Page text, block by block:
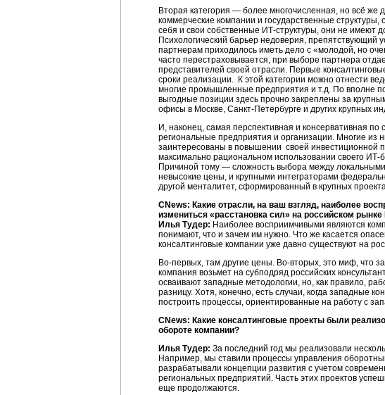
Вторая категория — более многочисленная, но всё
коммерческие компании и государственные
себя и свои собственные ИТ-структуры, они не имеют
Психологический барьер недоверия, препятствующий
партнерам приходилось иметь дело с «молодой, но
часто перестраховывается, при выборе партнера
представителей своей отрасли. Первые
сроки реализации. К этой категории можно отнести
многие промышленные предприятия и т.д. По вполне
выгодные позиции здесь прочно закреплены за
офисы в Москве, Санкт-Петербурге и других крупных
И, наконец, самая перспективная и консервативная
региональные предприятия и организации. Многие из
заинтересованы в повышении своей инвестиционной
максимально рациональном использовании своего ИТ-
Причиной тому — сложность выбора между
невысокие цены, и крупными интеграторами
другой менталитет, сформированный в крупных
CNews: Какие отрасли, на ваш взгляд, наиболее
измениться «расстановка сил» на российском
Илья Тудер: Наиболее восприимчивыми являются
понимают, что и зачем им нужно. Что же касается
консалтинговые компании уже давно существуют на
Во-первых, там другие цены. Во-вторых, это миф, что
компания возьмет на субподряд российских
осваивают западные методологии, но, как правило,
разницу. Хотя, конечно, есть случаи, когда западные
построить процессы, ориентированные на работу с
CNews: Какие консалтинговые проекты были
обороте компании?
Илья Тудер: За последний год мы реализовали
Например, мы ставили процессы управления
разрабатывали концепции развития с учетом
региональных предприятий. Часть этих проектов
еще продолжаются.